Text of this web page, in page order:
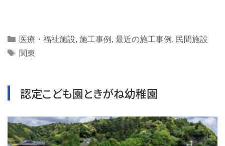
Categories
医療・福祉施設, 施工事例 , 最近の施工事例 , 民間施設
Tags
関東
認定こども園ときがね幼稚園